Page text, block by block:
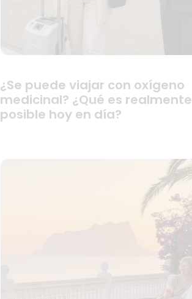
¿Se puede viajar con oxígeno
medicinal? ¿Qué es realmente
posible hoy en día?